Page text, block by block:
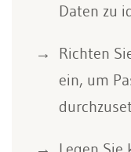
Daten zu
Richten
ein, um